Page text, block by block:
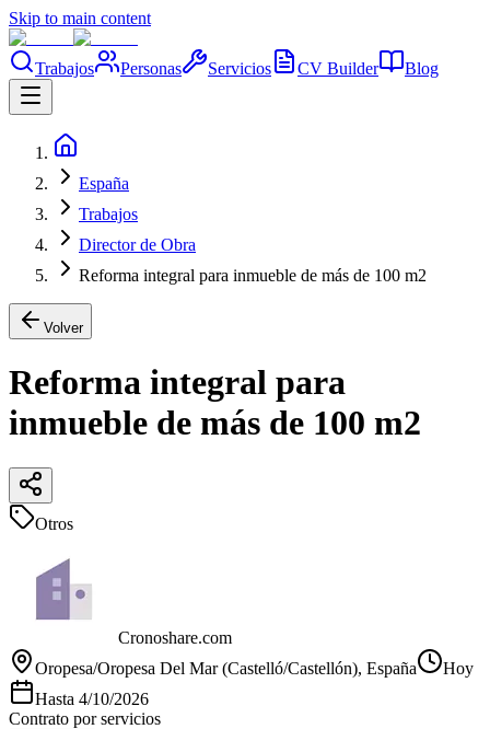
Skip to main content
Trabajos Personas Servicios CV Builder Blog
España
Trabajos
Director de Obra
Reforma integral para inmueble de más de 100 m2
Volver
Reforma integral para
inmueble de más de 100 m2
Otros
Cronoshare.com
Oropesa/Oropesa Del Mar (Castelló/Castellón), España
Hoy
Hasta 4/10/2026
Contrato por servicios